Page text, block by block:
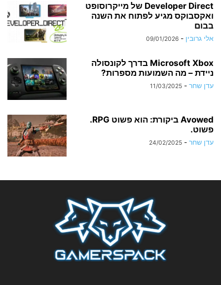
Developer Direct של מייקרוסופט
ואקסבוקס מגיע לפתוח את השנה
בבום
אלי גרובין -
09/01/2026
Microsoft Xbox בדרך לקונסולה
ניידת – מה השמועות מספרות?
עדן שחר -
11/03/2025
Avowed ביקורת: הוא פשוט RPG.
פשוט.
עדן שחר -
24/02/2025